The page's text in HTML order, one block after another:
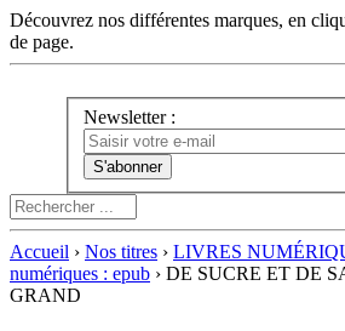
Découvrez nos différentes marques, en
de page.
Newsletter :
Accueil › Nos titres › LIVRES
numériques : epub › DE SUCRE ET DE
GRAND